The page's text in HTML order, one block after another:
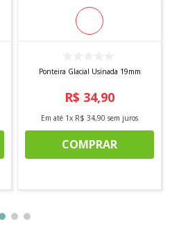
Ponteira Glacial Usinada 19mm
R$ 34,90
Em até 1x R$ 34,90 sem juros
COMPRAR